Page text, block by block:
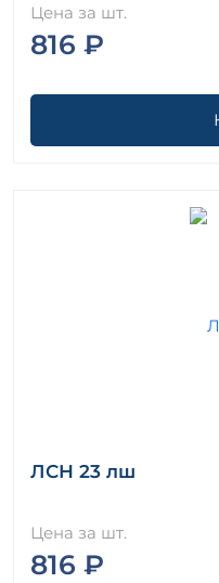
Цена за шт.
816 ₽
ЛСН 23 лш
Цена за шт.
816 ₽